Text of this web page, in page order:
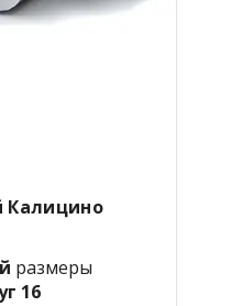
Калицино
размеры
16